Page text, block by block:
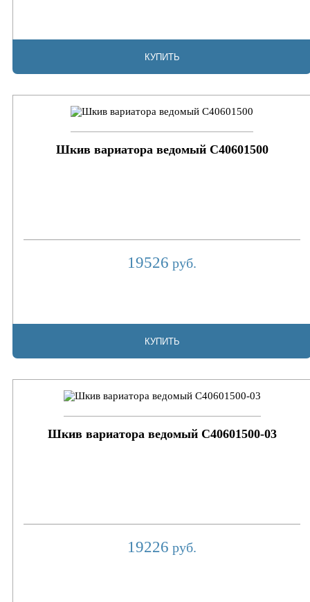
КУПИТЬ
Шкив вариатора ведомый C40601500
19526 руб.
КУПИТЬ
Шкив вариатора ведомый C40601500-03
19226 руб.